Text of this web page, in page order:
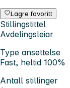
Lagre favoritt
Stillingstittel
Avdelingsleiar
Type ansettelse
Fast, heltid 100%
Antall stillinger